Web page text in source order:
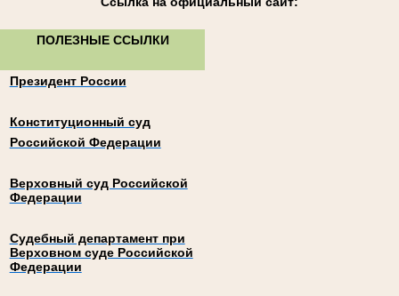
ПОЛЕЗНЫЕ ССЫЛКИ
Президент России
Конституционный суд
Российской Федерации
Верховный суд Российской
Федерации
Судебный департамент при
Верховном суде Российской
Федерации